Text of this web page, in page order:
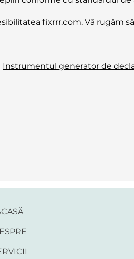
fixrrr.com. Vă rugăm
Instrumentul generator de